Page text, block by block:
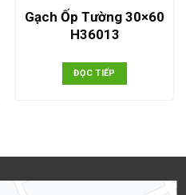
Gạch Ốp Tường 30×60
H36013
ĐỌC TIẾP